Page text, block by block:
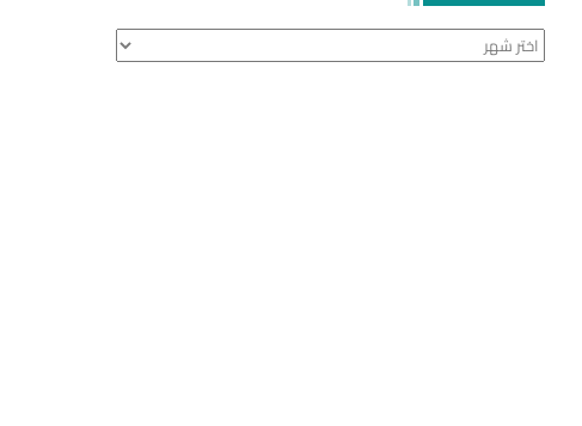
الأرشيف